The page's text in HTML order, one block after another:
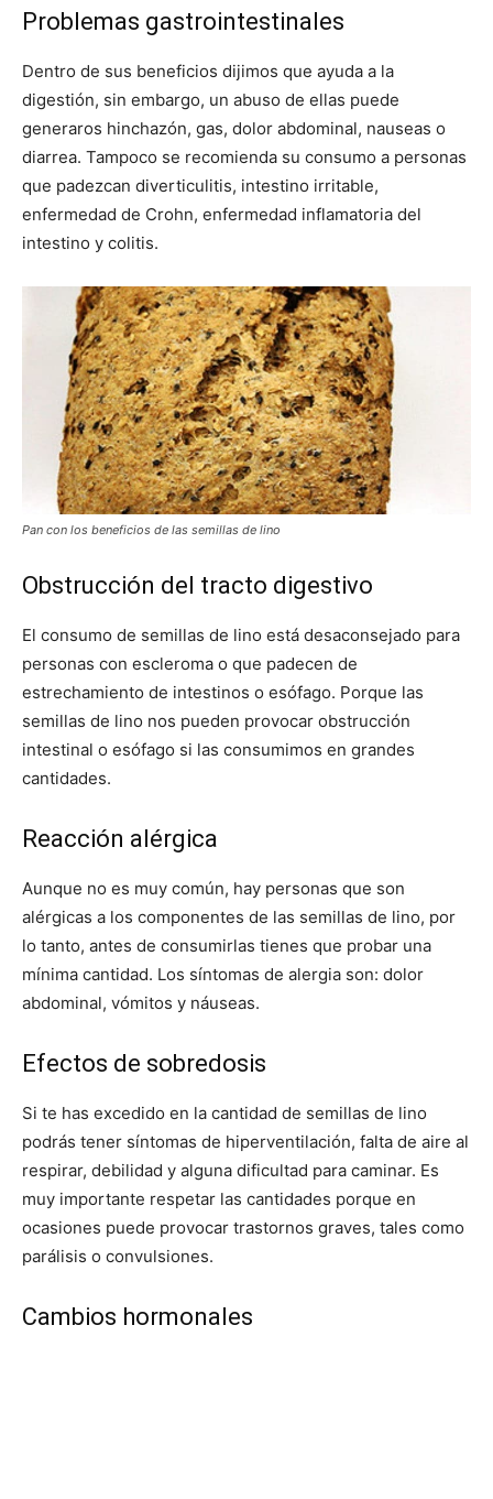
Problemas gastrointestinales
Dentro de sus beneficios dijimos que ayuda a la
digestión, sin embargo, un abuso de ellas puede
generaros hinchazón, gas, dolor abdominal, nauseas o
diarrea. Tampoco se recomienda su consumo a personas
que padezcan diverticulitis, intestino irritable,
enfermedad de Crohn, enfermedad inflamatoria del
intestino y colitis.
Pan con los beneficios de las semillas de lino
Obstrucción del tracto digestivo
El consumo de semillas de lino está desaconsejado para
personas con escleroma o que padecen de
estrechamiento de intestinos o esófago. Porque las
semillas de lino nos pueden provocar obstrucción
intestinal o esófago si las consumimos en grandes
cantidades.
Reacción alérgica
Aunque no es muy común, hay personas que son
alérgicas a los componentes de las semillas de lino, por
lo tanto, antes de consumirlas tienes que probar una
mínima cantidad. Los síntomas de alergia son: dolor
abdominal, vómitos y náuseas.
Efectos de sobredosis
Si te has excedido en la cantidad de semillas de lino
podrás tener síntomas de hiperventilación, falta de aire al
respirar, debilidad y alguna dificultad para caminar. Es
muy importante respetar las cantidades porque en
ocasiones puede provocar trastornos graves, tales como
parálisis o convulsiones.
Cambios hormonales